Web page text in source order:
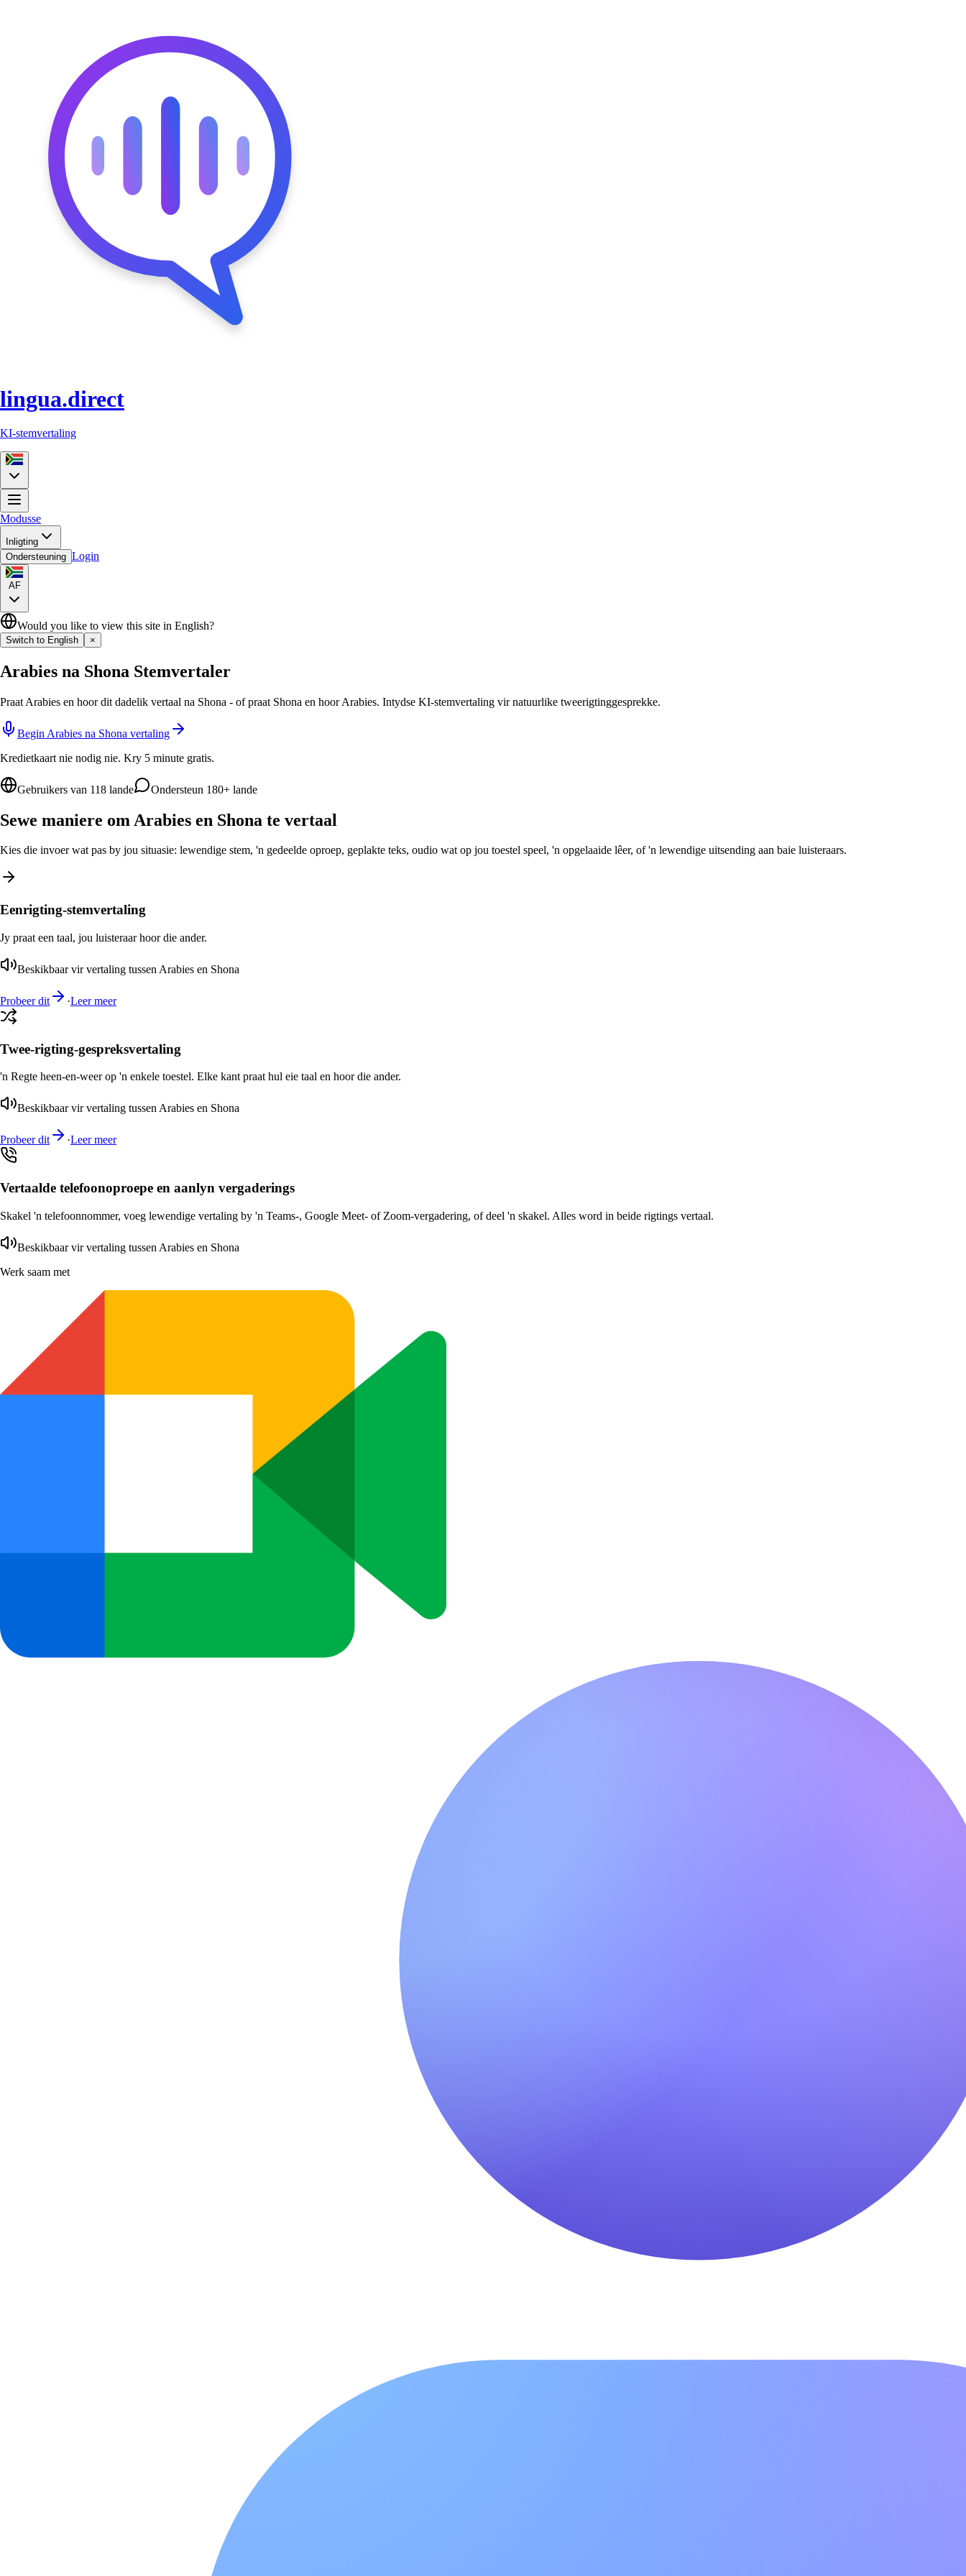
lingua.direct
KI-stemvertaling
Modusse
Inligting
Ondersteuning Login
AF
Would you like to view this site in English?
Switch to English ×
Arabies na Shona Stemvertaler
Praat Arabies en hoor dit dadelik vertaal na Shona - of praat Shona en hoor Arabies. Intydse KI-stemvertaling vir natuurlike tweerigtinggesprekke.
Begin Arabies na Shona vertaling
Kredietkaart nie nodig nie. Kry 5 minute gratis.
Gebruikers van 118 lande Ondersteun 180+ lande
Sewe maniere om Arabies en Shona te vertaal
Kies die invoer wat pas by jou situasie: lewendige stem, 'n gedeelde oproep, geplakte teks, oudio wat op jou toestel speel, 'n opgelaaide lêer, of 'n lewendige uitsending aan baie luisteraars.
Eenrigting-stemvertaling
Jy praat een taal, jou luisteraar hoor die ander.
Beskikbaar vir vertaling tussen Arabies en Shona
Probeer dit ·Leer meer
Twee-rigting-gespreksvertaling
'n Regte heen-en-weer op 'n enkele toestel. Elke kant praat hul eie taal en hoor die ander.
Beskikbaar vir vertaling tussen Arabies en Shona
Probeer dit ·Leer meer
Vertaalde telefoonoproepe en aanlyn vergaderings
Skakel 'n telefoonnommer, voeg lewendige vertaling by 'n Teams-, Google Meet- of Zoom-vergadering, of deel 'n skakel. Alles word in beide rigtings vertaal.
Beskikbaar vir vertaling tussen Arabies en Shona
Werk saam met